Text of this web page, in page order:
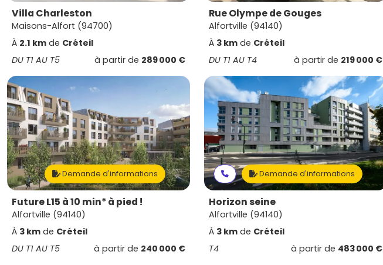
Villa Charleston
Maisons-Alfort (94700)
À 2.1 km de Créteil
DU T1 AU T5
à partir de 289 000 €
Rue Olympe de Gouges
Alfortville (94140)
À 3 km de Créteil
DU T1 AU T4
à partir de 219 000 €
Demande d'informations
Future L15 à 10 min* à pied !
Alfortville (94140)
À 3 km de Créteil
DU T1 AU T5
à partir de 240 000 €
Demande d'informations
Horizon seine
Alfortville (94140)
À 3 km de Créteil
T4
à partir de 483 000 €